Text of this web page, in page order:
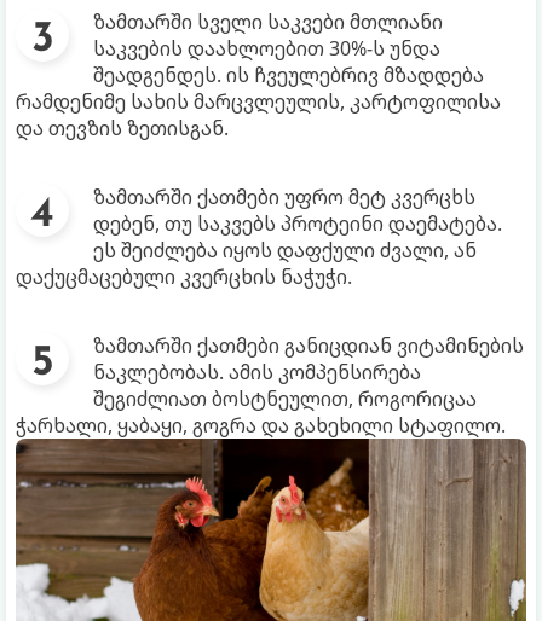
ზამთარში სველი საკვები მთლიანი
საკვების დაახლოებით 30%-ს უნდა
შეადგენდეს. ის ჩვეულებრივ მზადდება
რამდენიმე სახის მარცვლეულის, კარტოფილისა
და თევზის ზეთისგან.
ზამთარში ქათმები უფრო მეტ კვერცხს
დებენ, თუ საკვებს პროტეინი დაემატება.
ეს შეიძლება იყოს დაფქული ძვალი, ან
დაქუცმაცებული კვერცხის ნაჭუჭი.
ზამთარში ქათმები განიცდიან ვიტამინების
ნაკლებობას. ამის კომპენსირება
შეგიძლიათ ბოსტნეულით, როგორიცაა
ჭარხალი, ყაბაყი, გოგრა და გახეხილი სტაფილო.